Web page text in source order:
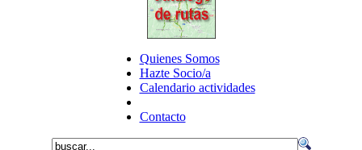
Quienes Somos
Hazte Socio/a
Calendario actividades
Contacto